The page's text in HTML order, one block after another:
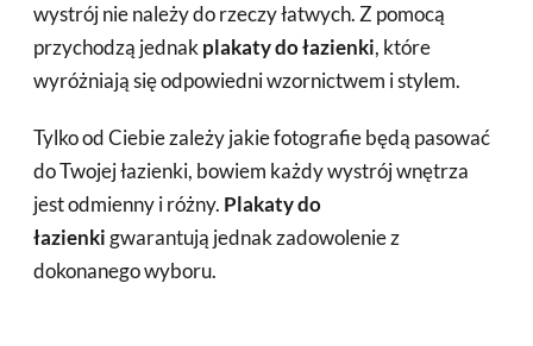
wystrój nie należy do rzeczy łatwych. Z pomocą
przychodzą jednakplakaty do łazienki, które
wyróżniają się odpowiedni wzornictwem i stylem.
Tylko od Ciebie zależy jakie fotografie będą pasować
do Twojej łazienki, bowiem każdy wystrój wnętrza
jest odmienny i różny. Plakaty do
łazienki gwarantują jednak zadowolenie z
dokonanego wyboru.